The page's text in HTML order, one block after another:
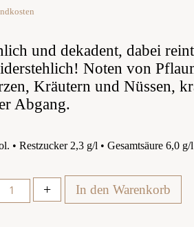
und dekadent, dabei
Noten von
Kräutern und Nüssen,
Abgang.
• Restzucker 2,3 g/l • Gesamtsäure 6,0
+ In den Warenkorb